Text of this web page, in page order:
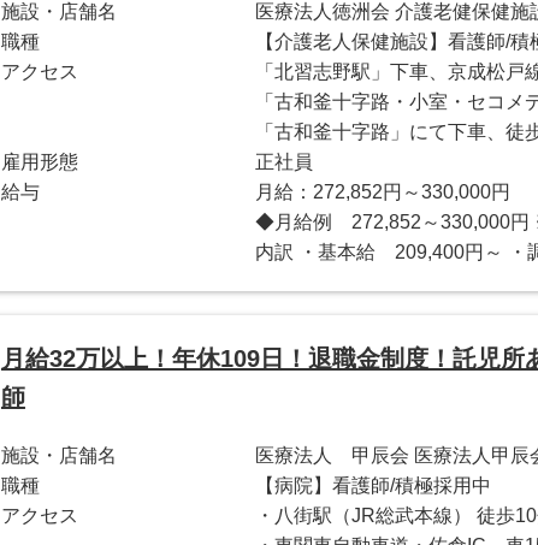
施設・店舗名
医療法人徳洲会 介護老健保健
職種
【介護老人保健施設】看護師/積
アクセス
「北習志野駅」下車、京成松
「古和釜十字路・小室・セコメ
「古和釜十字路」にて下車、徒
雇用形態
正社員
給与
月給：272,852円～330,000円
◆月給例 272,852～330,000円
内訳 ・基本給 209,400円～ ・
月給32万以上！年休109日！退職金制度！託児
師
施設・店舗名
医療法人 甲辰会 医療法人甲
職種
【病院】看護師/積極採用中
アクセス
・八街駅（JR総武本線） 徒歩